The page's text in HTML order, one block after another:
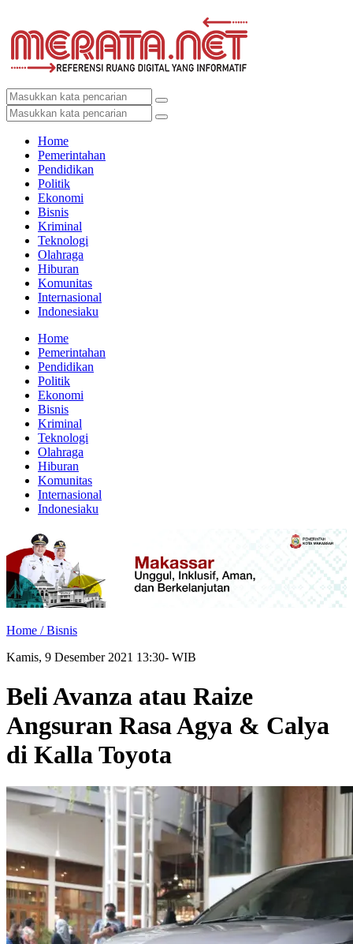
Home
Pemerintahan
Pendidikan
Politik
Ekonomi
Bisnis
Kriminal
Teknologi
Olahraga
Hiburan
Komunitas
Internasional
Indonesiaku
Home
Pemerintahan
Pendidikan
Politik
Ekonomi
Bisnis
Kriminal
Teknologi
Olahraga
Hiburan
Komunitas
Internasional
Indonesiaku
Home /Bisnis
Kamis, 9 Desember 2021 13:30- WIB
Beli Avanza atau Raize
Angsuran Rasa Agya & Calya
di Kalla Toyota